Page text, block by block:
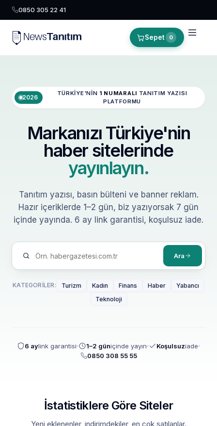
0850 305 22 41
Sepet 0
2026
TÜRKIYE'NIN 1 NUMARALI TANITIM YAZISI
PLATFORMU
Markanızı Türkiye'nin
haber sitelerinde
yayınlayın.
Tanıtım yazısı, basın bülteni ve banner reklam.
Hazır içeriklerde 1–2 gün, biz yazıyorsak 7 gün
içinde yayında. 6 ay link garantisi, koşulsuz iade.
Ara
KATEGORILER: Turizm Kadın Finans Haber
Yabancı
Teknoloji
6 aylink garantisi 1–2 güniçinde yayın Koşulsuziade
0850 308 55 55
İstatistiklere Göre Siteler
Yeni eklenenler, indirimdekiler, en çok satılanlar.